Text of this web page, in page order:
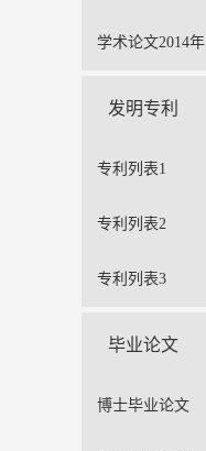
学术论文2014年
发明专利
专利列表1
专利列表2
专利列表3
毕业论文
博士毕业论文